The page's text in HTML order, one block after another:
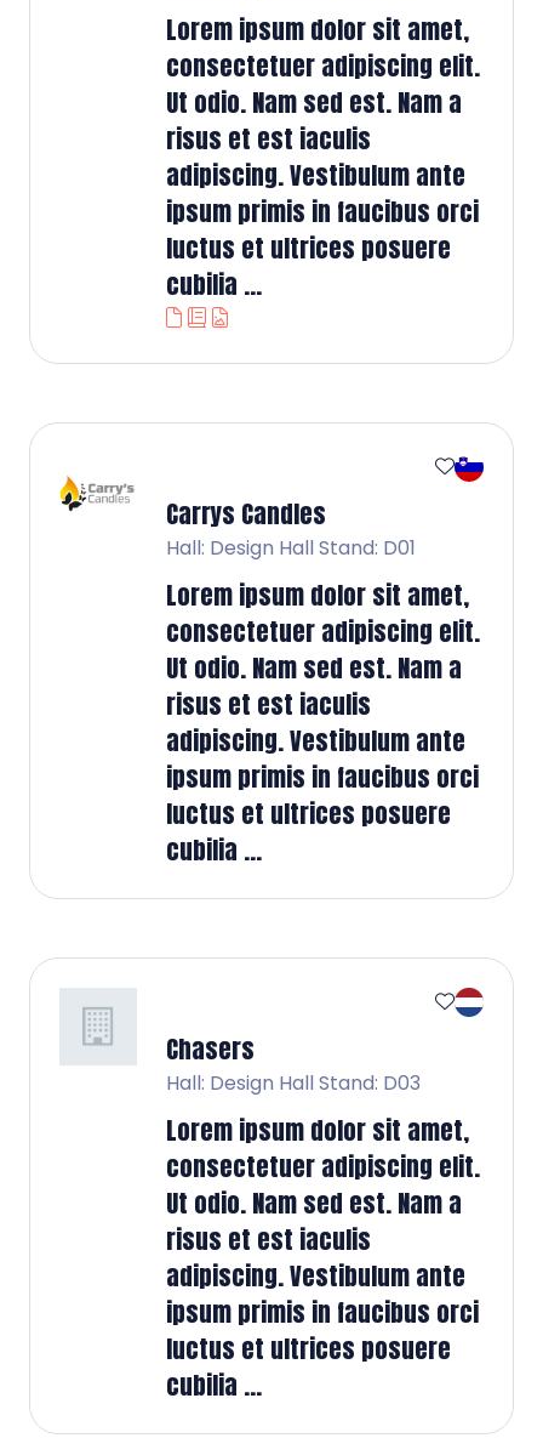
Lorem ipsum dolor sit amet,
consectetuer adipiscing elit.
Ut odio. Nam sed est. Nam a
risus et est iaculis
adipiscing. Vestibulum ante
ipsum primis in faucibus orci
luctus et ultrices posuere
cubilia ...
Carrys Candles
Hall: Design Hall Stand: D01
Lorem ipsum dolor sit amet,
consectetuer adipiscing elit.
Ut odio. Nam sed est. Nam a
risus et est iaculis
adipiscing. Vestibulum ante
ipsum primis in faucibus orci
luctus et ultrices posuere
cubilia ...
Chasers
Hall: Design Hall Stand: D03
Lorem ipsum dolor sit amet,
consectetuer adipiscing elit.
Ut odio. Nam sed est. Nam a
risus et est iaculis
adipiscing. Vestibulum ante
ipsum primis in faucibus orci
luctus et ultrices posuere
cubilia ...